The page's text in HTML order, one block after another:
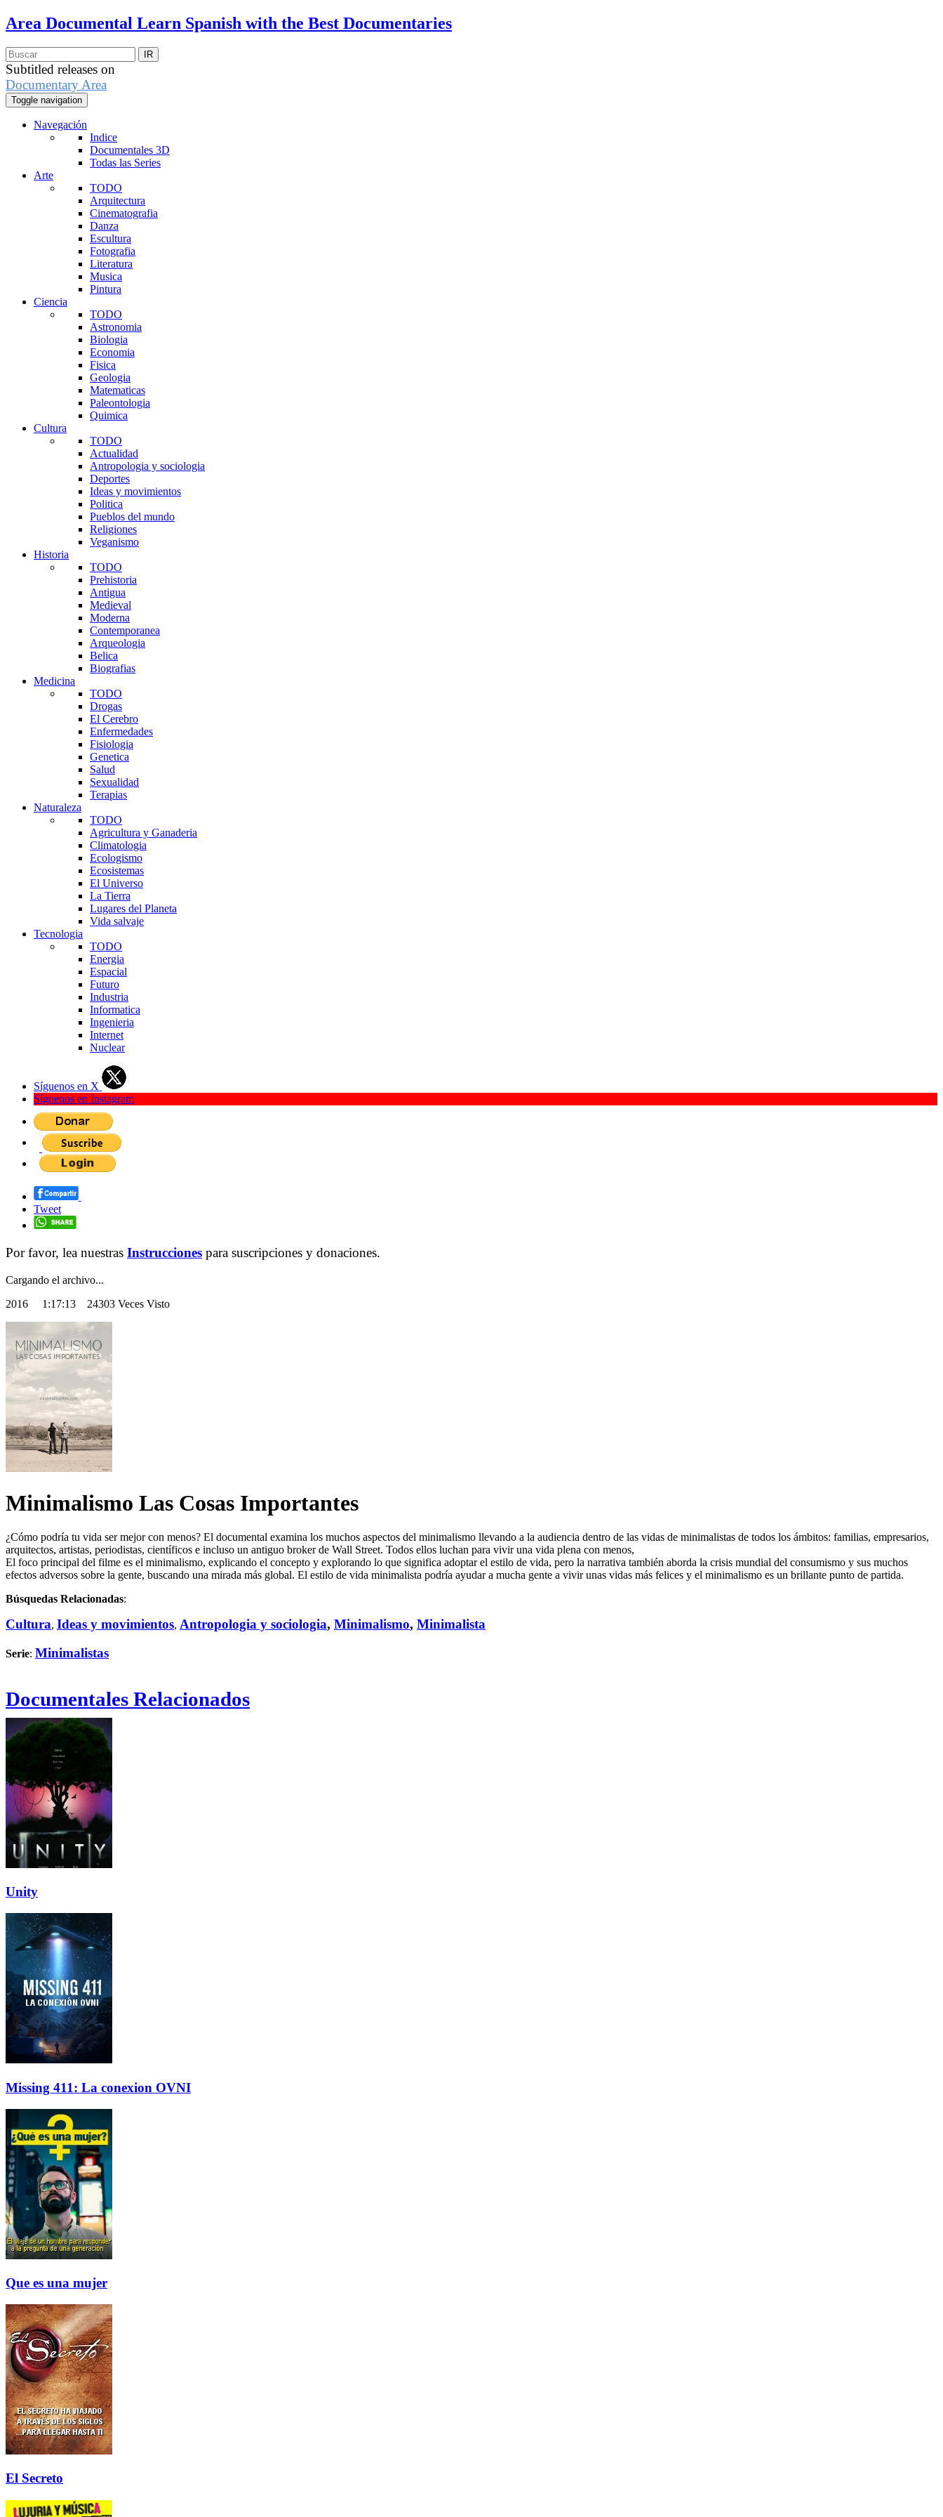
Area Documental Learn Spanish with the Best Documentaries
Subtitled releases on
Documentary Area
Toggle navigation
Navegación
Indice
Documentales 3D
Todas las Series
Arte
TODO
Arquitectura
Cinematografia
Danza
Escultura
Fotografia
Literatura
Musica
Pintura
Ciencia
TODO
Astronomia
Biologia
Economia
Fisica
Geologia
Matematicas
Paleontologia
Quimica
Cultura
TODO
Actualidad
Antropologia y sociologia
Deportes
Ideas y movimientos
Politica
Pueblos del mundo
Religiones
Veganismo
Historia
TODO
Prehistoria
Antigua
Medieval
Moderna
Contemporanea
Arqueologia
Belica
Biografias
Medicina
TODO
Drogas
El Cerebro
Enfermedades
Fisiologia
Genetica
Salud
Sexualidad
Terapias
Naturaleza
TODO
Agricultura y Ganaderia
Climatologia
Ecologismo
Ecosistemas
El Universo
La Tierra
Lugares del Planeta
Vida salvaje
Tecnologia
TODO
Energia
Espacial
Futuro
Industria
Informatica
Ingenieria
Internet
Nuclear
Síguenos en X
Síguenos en Instagram
Tweet
Por favor, lea nuestras Instrucciones para suscripciones y donaciones.
Cargando el archivo...
2016 1:17:13 24303 Veces Visto
Minimalismo Las Cosas Importantes
¿Cómo podría tu vida ser mejor con menos? El documental examina los muchos aspectos del minimalismo llevando a la audiencia dentro de las vidas de minimalistas de todos los ámbitos: familias, empresarios,
arquitectos, artistas, periodistas, científicos e incluso un antiguo broker de Wall Street. Todos ellos luchan para vivir una vida plena con menos,
El foco principal del filme es el minimalismo, explicando el concepto y explorando lo que significa adoptar el estilo de vida, pero la narrativa también aborda la crisis mundial del consumismo y sus muchos
efectos adversos sobre la gente, buscando una mirada más global. El estilo de vida minimalista podría ayudar a mucha gente a vivir unas vidas más felices y el minimalismo es un brillante punto de partida.
Búsquedas Relacionadas:
Cultura, Ideas y movimientos, Antropologia y sociologia, Minimalismo, Minimalista
Serie: Minimalistas
Documentales Relacionados
Unity
Missing 411: La conexion OVNI
Que es una mujer
El Secreto